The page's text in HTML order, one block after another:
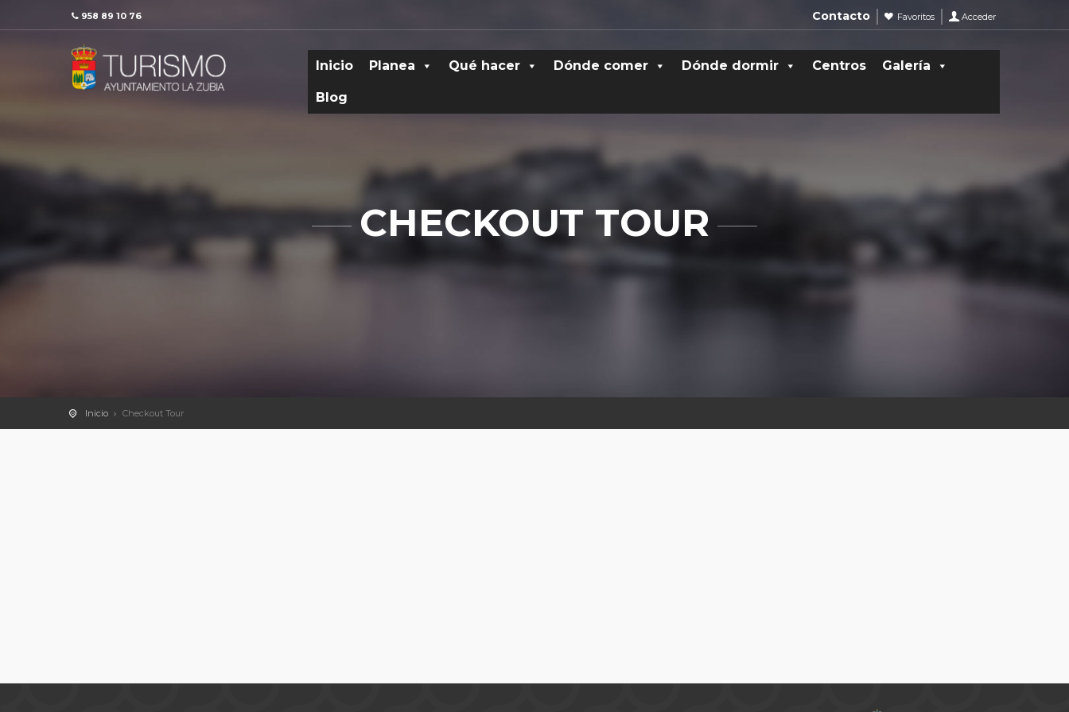
958 89 10 76 Contacto Favoritos Acceder
Inicio Planea Qué hacer Dónde comer Dónde dormir Centros Galería
Blog
CHECKOUT TOUR
Inicio Checkout Tour